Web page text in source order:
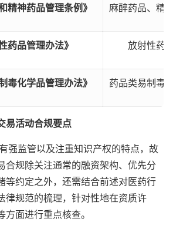
精神药品管理条例》 麻醉药品、精神
药品管理办法》 放射性药品
毒化学品管理办法》 药品类易制毒化
易活动合规要点
强监管以及注重知识产权的特点，故
合规除关注通常的融资架构、优先分
等约定之外，还需结合前述对医药行
律规范的梳理，针对性地在资质许
方面进行重点核查。